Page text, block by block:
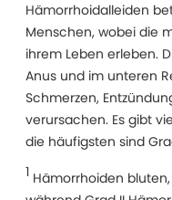
Hämorrhoidalleiden
Menschen, wobei die
ihrem Leben erleben.
Anus und im unteren
Schmerzen,
verursachen. Es gibt
die häufigsten sind
1 Hämorrhoiden